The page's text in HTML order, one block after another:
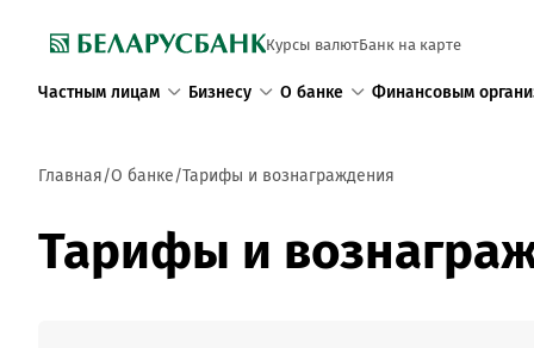
Курсы валютБанк на карте
Частным лицам Бизнесу О банке Финансовым
Главная О банке Тарифы и вознаграждения
Тарифы и